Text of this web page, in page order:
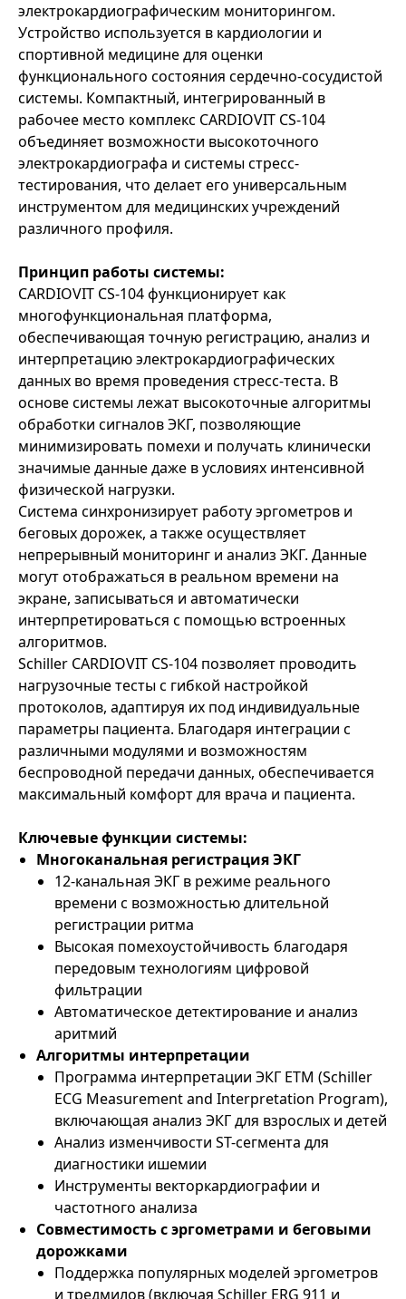
электрокардиографическим мониторингом.
Устройство используется в кардиологии и
спортивной медицине для оценки
функционального состояния сердечно-сосудистой
системы. Компактный, интегрированный в
рабочее место комплекс CARDIOVIT CS-104
объединяет возможности высокоточного
электрокардиографа и системы стресс-
тестирования, что делает его универсальным
инструментом для медицинских учреждений
различного профиля.
Принцип работы системы:
CARDIOVIT CS-104 функционирует как
многофункциональная платформа,
обеспечивающая точную регистрацию, анализ и
интерпретацию электрокардиографических
данных во время проведения стресс-теста. В
основе системы лежат высокоточные алгоритмы
обработки сигналов ЭКГ, позволяющие
минимизировать помехи и получать клинически
значимые данные даже в условиях интенсивной
физической нагрузки.
Система синхронизирует работу эргометров и
беговых дорожек, а также осуществляет
непрерывный мониторинг и анализ ЭКГ. Данные
могут отображаться в реальном времени на
экране, записываться и автоматически
интерпретироваться с помощью встроенных
алгоритмов.
Schiller CARDIOVIT CS-104 позволяет проводить
нагрузочные тесты с гибкой настройкой
протоколов, адаптируя их под индивидуальные
параметры пациента. Благодаря интеграции с
различными модулями и возможностям
беспроводной передачи данных, обеспечивается
максимальный комфорт для врача и пациента.
Ключевые функции системы:
Многоканальная регистрация ЭКГ
12-канальная ЭКГ в режиме реального
времени с возможностью длительной
регистрации ритма
Высокая помехоустойчивость благодаря
передовым технологиям цифровой
фильтрации
Автоматическое детектирование и анализ
аритмий
Алгоритмы интерпретации
Программа интерпретации ЭКГ ETM (Schiller
ECG Measurement and Interpretation Program),
включающая анализ ЭКГ для взрослых и детей
Анализ изменчивости ST-сегмента для
диагностики ишемии
Инструменты векторкардиографии и
частотного анализа
Совместимость с эргометрами и беговыми
дорожками
Поддержка популярных моделей эргометров
и тредмилов (включая Schiller ERG 911 и